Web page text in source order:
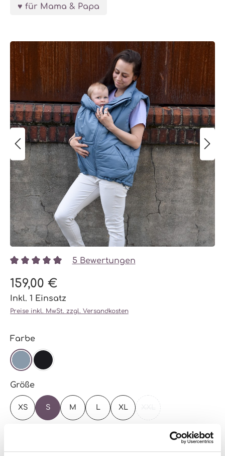
für Mama & Papa
Bildergalerie überspringen
5 Bewertungen
159,00 €
Inkl. 1 Einsatz
Preise inkl. MwSt. zzgl. Versandkosten
Farbeauswählen
STEEL BLUE
SCHWARZ
Größeauswählen
XS S M L XL (DIESE OPTION IST